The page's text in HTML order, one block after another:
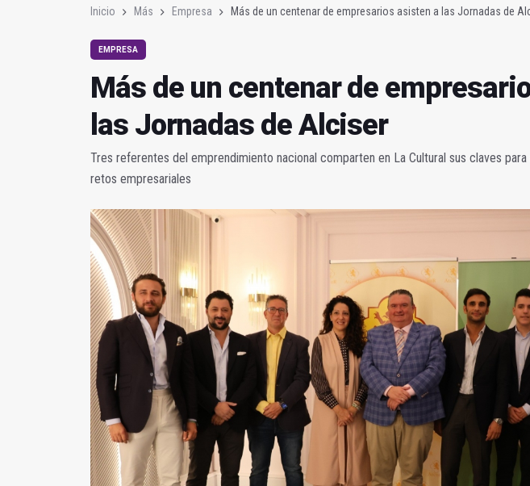
Inicio Más Empresa Más de un centenar de empresarios asisten a las Jornadas de
EMPRESA
Más de un centenar de
las Jornadas de Alciser
Tres referentes del emprendimiento nacional comparten en La Cultural sus claves
retos empresariales